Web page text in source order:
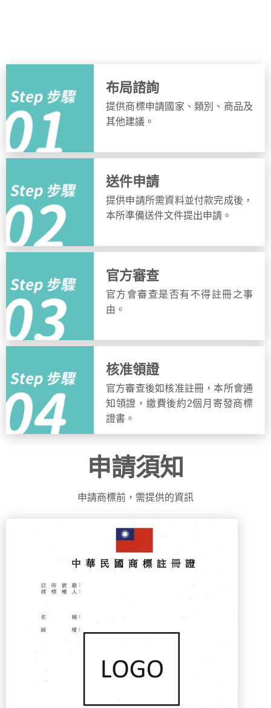
布局諮詢
提供商標申請國家、類別、商品及
其他建議。
送件申請
提供申請所需資料並付款完成後，
本所準備送件文件提出申請。
官方審查
官方會審查是否有不得註冊之事
由。
核准領證
官方審查後如核准註冊，本所會通
知領證，繳費後約2個月寄發商標
證書。
申請須知
申請商標前，需提供的資訊